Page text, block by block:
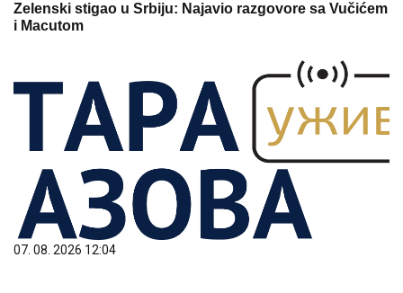
Zelenski stigao u Srbiju: Najavio razgovore sa Vučićem
i Macutom
07. 08. 2026 12:04